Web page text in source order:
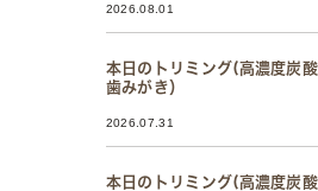
2026.08.01
本日のトリミング(高濃度炭酸
歯みがき）
2026.07.31
本日のトリミング(高濃度炭酸